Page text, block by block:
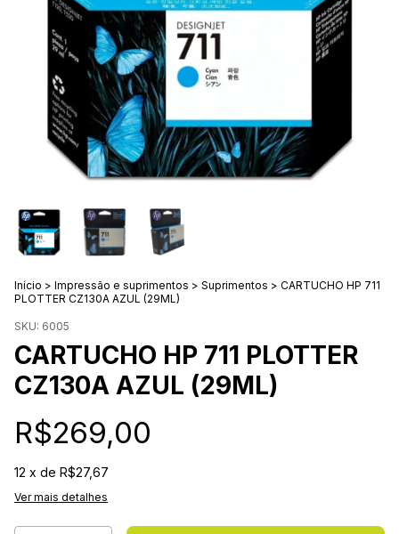
Início > Impressão e suprimentos > Suprimentos > CARTUCHO HP 711
PLOTTER CZ130A AZUL (29ML)
SKU: 6005
CARTUCHO HP 711 PLOTTER
CZ130A AZUL (29ML)
R$269,00
12 x de R$27,67
Ver mais detalhes